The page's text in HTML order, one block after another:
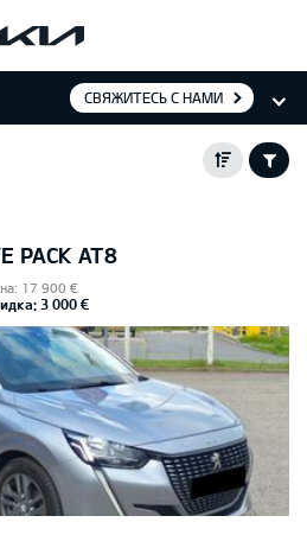
СВЯЖИТЕСЬ С НАМИ
PACK AT8
17 900 €
3 000 €